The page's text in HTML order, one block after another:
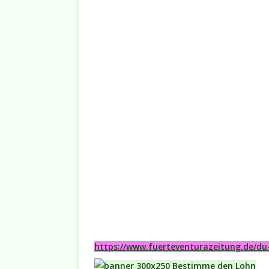
https://www.fuerteventurazeitung.de/